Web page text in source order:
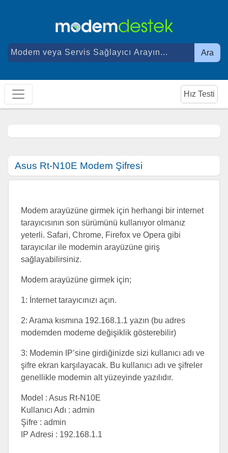
Ara
Hız Testi
Asus Rt-N10E Modem Şifresi
Modem arayüzüne girmek için herhangi bir internet
tarayıcısının son sürümünü kullanıyor olmanız
yeterli. Safari, Chrome, Firefox ve Opera gibi
tarayıcılar ile modemin arayüzüne giriş
sağlayabilirsiniz.
Modem arayüzüne girmek için;
1: İnternet tarayıcınızı açın.
2: Arama kısmına 192.168.1.1 yazın (bu adres
modemden modeme değişiklik gösterebilir)
3: Modemin IP’sine girdiğinizde sizi kullanıcı adı ve
şifre ekran karşılayacak. Bu kullanıcı adı ve şifreler
genellikle modemin alt yüzeyinde yazılıdır.
Model : Asus Rt-N10E
Kullanıcı Adı : admin
Şifre : admin
IP Adresi : 192.168.1.1